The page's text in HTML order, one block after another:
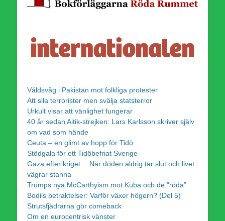
Våldsvåg i Pakistan mot folkliga protester
Att sila terrorister men svälja statsterror
Urkult visar att vänlighet fungerar
40 år sedan Aitik-strejken: Lars Karlsson skriver själv
om vad som hände
Ceuta – en glimt av hopp för Tidö
Stödgala för ett Tidöbefriat Sverige
Gaza efter kriget… När döden aldrig tar slut och livet
vägrar stanna
Trumps nya McCarthyism mot Kuba och de ”röda”
Bodils betraktelser: Varför växer högern? (Del 5)
Strutsfjädrarna gör comeback
Om en eurocentrisk vänster